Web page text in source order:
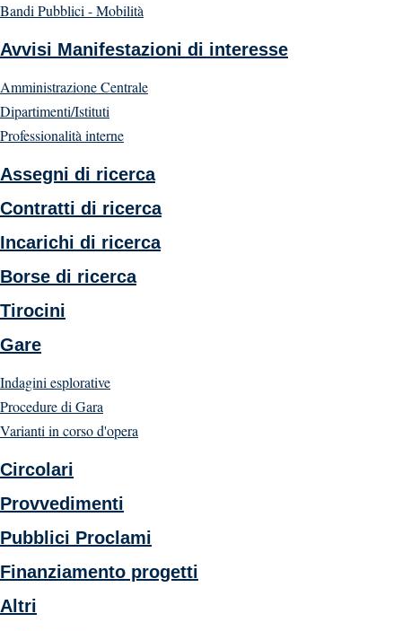
Bandi Pubblici - Mobilità
Avvisi Manifestazioni di interesse
Amministrazione Centrale
Dipartimenti/Istituti
Professionalità interne
Assegni di ricerca
Contratti di ricerca
Incarichi di ricerca
Borse di ricerca
Tirocini
Gare
Indagini esplorative
Procedure di Gara
Varianti in corso d'opera
Circolari
Provvedimenti
Pubblici Proclami
Finanziamento progetti
Altri